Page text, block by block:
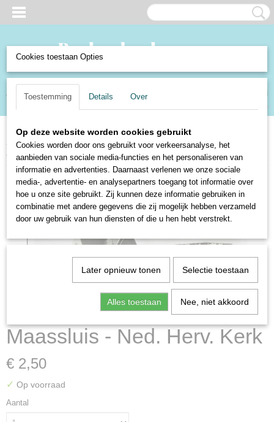
Inloggen Registreren
(0)
Home>Verzamelen en Curiosa>Verzamelen>Ansichtkaarten>
en dorpen Nederland>Maassluis - Ned. Herv. Kerk
Maassluis - Ned. Herv. Kerk
€ 2,50
✓ Op voorraad
Aantal
Cookies toestaan Opties
Toestemming Details Over
Op deze website worden cookies gebruikt
Cookies worden door ons gebruikt voor verkeersanalyse, het
aanbieden van sociale media-functies en het personaliseren van
informatie en advertenties. Daarnaast verlenen we onze sociale
media-, advertentie- en analysepartners toegang tot informatie over
hoe u onze site gebruikt. Zij kunnen deze informatie gebruiken in
combinatie met andere gegevens die zij mogelijk hebben verzameld
door uw gebruik van hun diensten of die u hen hebt verstrekt.
Later opnieuw tonen Selectie toestaan
Alles toestaan Nee, niet akkoord